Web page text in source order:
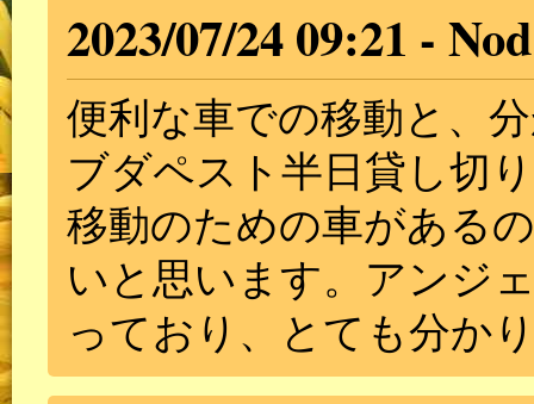
2023/07/24 09:21
便利な車での移動と、
ブダペスト半日貸し切
移動のための車がある
いと思います。アンジ
っており、とても分か